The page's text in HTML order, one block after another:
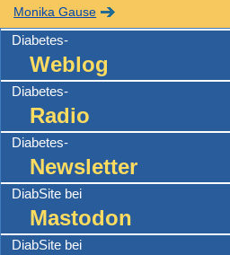
Monika Gause
Diabetes-
Weblog
Diabetes-
Radio
Diabetes-
Newsletter
DiabSite bei
Mastodon
DiabSite bei